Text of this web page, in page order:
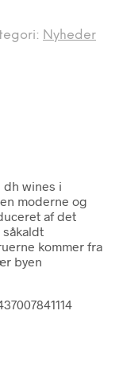
Nyheder
dh wines i
moderne og
af det
såkaldt
kommer fra
byen